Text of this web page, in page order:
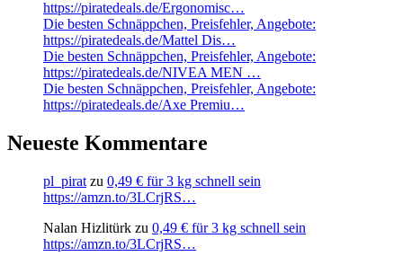
https://piratedeals.de/Ergonomisc…
Die besten Schnäppchen, Preisfehler, Angebote:
https://piratedeals.de/Mattel Dis…
Die besten Schnäppchen, Preisfehler, Angebote:
https://piratedeals.de/NIVEA MEN …
Die besten Schnäppchen, Preisfehler, Angebote:
https://piratedeals.de/Axe Premiu…
Neueste Kommentare
pl_pirat zu 0,49 € für 3 kg schnell sein
https://amzn.to/3LCrjRS…
Nalan Hizlitürk zu 0,49 € für 3 kg schnell sein
https://amzn.to/3LCrjRS…